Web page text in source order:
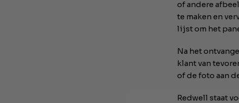
of andere
te maken en
lijst om het
Na het
klant van
of de foto aan
Redwell staat